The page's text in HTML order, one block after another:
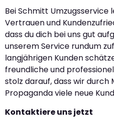
Bei Schmitt
Vertrauen und
dass du dich bei uns gut
unserem Service rundum
langjährigen Kunden
freundliche und
stolz darauf, dass wir durch
Propaganda viele neue
Kontaktiere uns jetzt